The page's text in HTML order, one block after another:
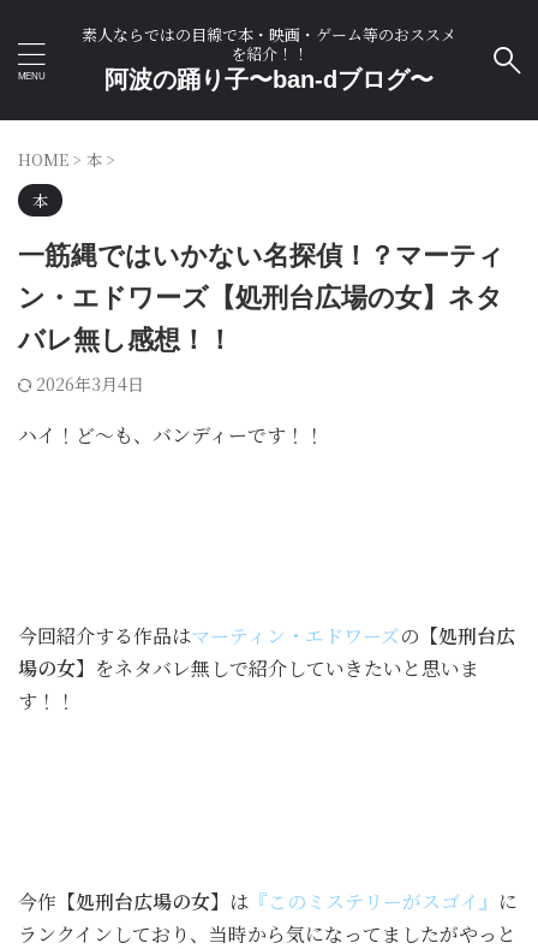
素人ならではの目線で本・映画・ゲーム等のおススメ
を紹介！！
阿波の踊り子〜ban-dブログ〜
HOME > 本 >
本
一筋縄ではいかない名探偵！？マーティ
ン・エドワーズ【処刑台広場の女】ネタ
バレ無し感想！！
2026年3月4日
ハイ！ど〜も、バンディーです！！
今回紹介する作品はマーティン・エドワーズの 【処刑台広
場の女】 をネタバレ無しで紹介していきたいと思いま
す！！
今作 【処刑台広場の女】 は 『このミステリーがスゴイ』 に
ランクインしており、当時から気になってましたがやっと